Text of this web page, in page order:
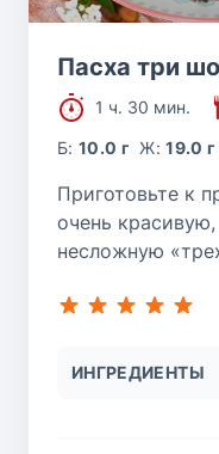
Пасха три
1 ч. 30 мин.
Б:10.0 г Ж:19.0 г
Приготовьте к
очень
несложную
ИНГРЕДИЕНТЫ